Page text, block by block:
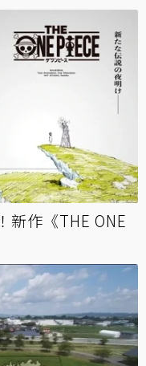
新作《THE ONE